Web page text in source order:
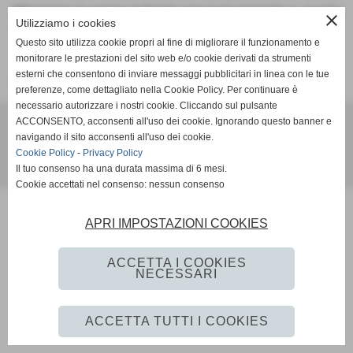
Attenzione: la pagina richiesta non è più presente su questo
sito web. È stata rimossa o modificata.
Vai alla home page del sito internet
A.S.D. B&M FERRARO NEW YORK CITY
CAMPO DA GIUOCO: NEW YORK CITY
Realizzazione siti web www.sitoper.it
close
Utilizziamo i cookies
Questo sito utilizza cookie propri al fine di migliorare il funzionamento e
monitorare le prestazioni del sito web e/o cookie derivati da strumenti
esterni che consentono di inviare messaggi pubblicitari in linea con le tue
preferenze, come dettagliato nella Cookie Policy. Per continuare è
necessario autorizzare i nostri cookie. Cliccando sul pulsante
ACCONSENTO, acconsenti all'uso dei cookie. Ignorando questo banner e
navigando il sito acconsenti all'uso dei cookie.
Cookie Policy - Privacy Policy
Il tuo consenso ha una durata massima di 6 mesi.
Cookie accettati nel consenso: nessun consenso
APRI IMPOSTAZIONI COOKIES
ACCETTA I COOKIES
NECESSARI
ACCETTA TUTTI I COOKIES